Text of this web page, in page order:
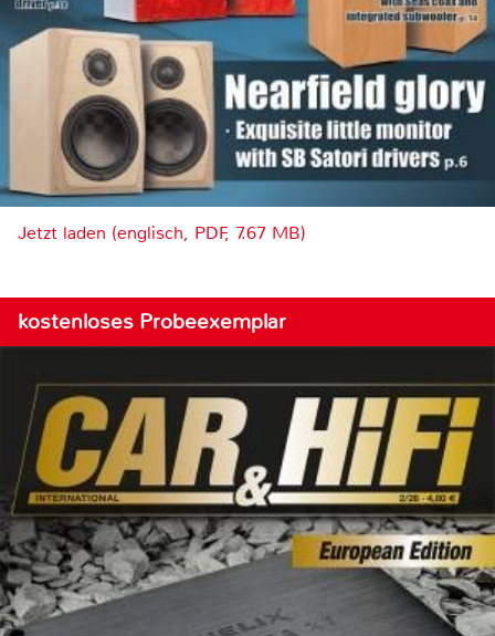
Jetzt laden (englisch, PDF, 7.67 MB)
kostenloses Probeexemplar